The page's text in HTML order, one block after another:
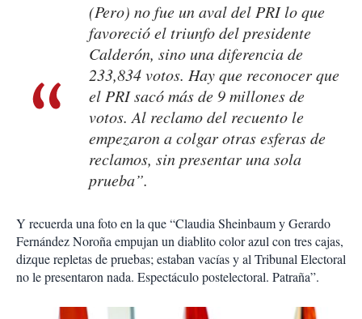
(Pero) no fue un aval del PRI lo que
favoreció el triunfo del presidente
Calderón, sino una diferencia de
233,834 votos. Hay que reconocer que
el PRI sacó más de 9 millones de
votos. Al reclamo del recuento le
empezaron a colgar otras esferas de
reclamos, sin presentar una sola
prueba”.
Y recuerda una foto en la que “Claudia Sheinbaum y Gerardo
Fernández Noroña empujan un diablito color azul con tres cajas,
dizque repletas de pruebas; estaban vacías y al Tribunal Electoral
no le presentaron nada. Espectáculo postelectoral. Patraña”.